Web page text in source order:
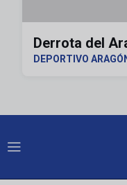
Derrota del
DEPORTIVO